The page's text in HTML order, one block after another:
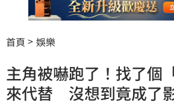
首頁 娛樂
主角被嚇跑了！找了個
來代替 沒想到竟成了